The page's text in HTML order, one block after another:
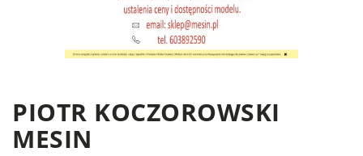
PIOTR KOCZOROWSKI
MESIN